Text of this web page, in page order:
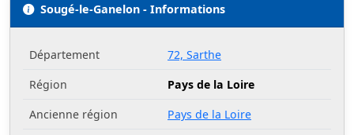
Sougé-le-Ganelon - Informations
Département
72, Sarthe
Région
Pays de la Loire
Ancienne région
Pays de la Loire